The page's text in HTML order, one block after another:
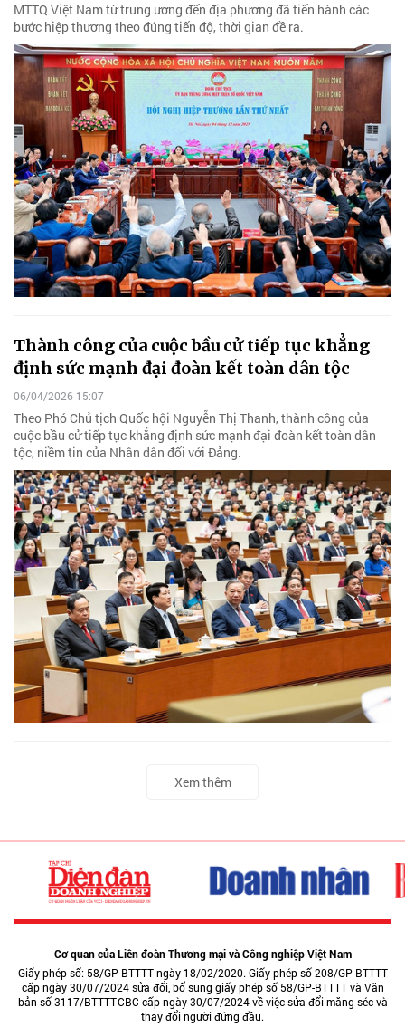
MTTQ Việt Nam từ trung ương đến địa phương đã tiến hành các
bước hiệp thương theo đúng tiến độ, thời gian đề ra.
Thành công của cuộc bầu cử tiếp tục khẳng
định sức mạnh đại đoàn kết toàn dân tộc
06/04/2026 15:07
Theo Phó Chủ tịch Quốc hội Nguyễn Thị Thanh, thành công của
cuộc bầu cử tiếp tục khẳng định sức mạnh đại đoàn kết toàn dân
tộc, niềm tin của Nhân dân đối với Đảng.
Xem thêm
Cơ quan của Liên đoàn Thương mại và Công nghiệp Việt Nam
Giấy phép số: 58/GP-BTTTT ngày 18/02/2020. Giấy phép số 208/GP-BTTTT
cấp ngày 30/07/2024 sửa đổi, bổ sung giấy phép số 58/GP-BTTTT và Văn
bản số 3117/BTTTT-CBC cấp ngày 30/07/2024 về việc sửa đổi măng séc và
thay đổi người đứng đầu.